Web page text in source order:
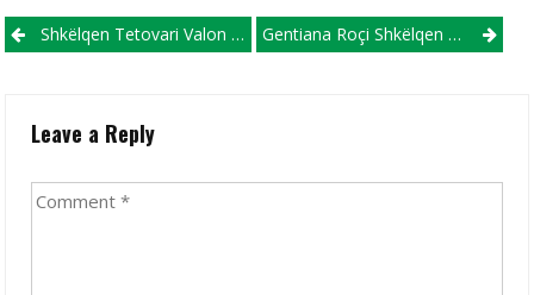
Post navigation
Shkëlqen Tetovari Valon Et’hemi, Zgjidhet Lojtar I Ndeshjes Në Turqi Gentiana Roçi Shkëlqen Në Finlandë, Bashkë Me Begollin Bëjnë Nga 2 Gola Në Fitoren 4:0
Leave a Reply